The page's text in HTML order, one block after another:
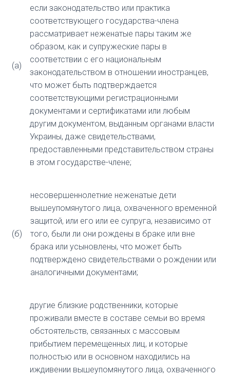
(а)
если законодательство или практика
соответствующего государства-члена
рассматривает неженатые пары таким же
образом, как и супружеские пары в
соответствии с его национальным
законодательством в отношении иностранцев,
что может быть подтверждается
соответствующими регистрационными
документами и сертификатами или любым
другим документом, выданным органами власти
Украины, даже свидетельствами,
предоставленными представительством страны
в этом государстве-члене;
(б)
несовершеннолетние неженатые дети
вышеупомянутого лица, охваченного временной
защитой, или его или ее супруга, независимо от
того, были ли они рождены в браке или вне
брака или усыновлены, что может быть
подтверждено свидетельствами о рождении или
аналогичными документами;
другие близкие родственники, которые
проживали вместе в составе семьи во время
обстоятельств, связанных с массовым
прибытием перемещенных лиц, и которые
полностью или в основном находились на
иждивении вышеупомянутого лица, охваченного